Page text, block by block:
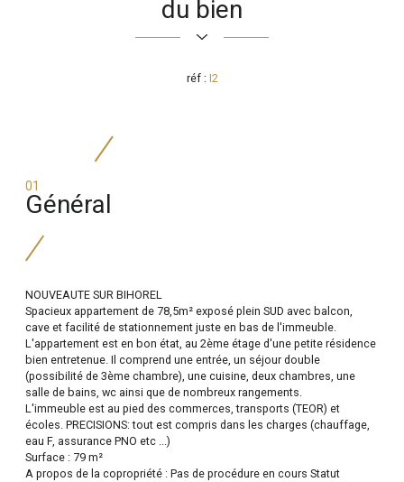
du bien
réf : I2
01
général
NOUVEAUTE SUR BIHOREL
Spacieux appartement de 78,5m² exposé plein SUD avec balcon,
cave et facilité de stationnement juste en bas de l'immeuble.
L'appartement est en bon état, au 2ème étage d'une petite résidence
bien entretenue. Il comprend une entrée, un séjour double
(possibilité de 3ème chambre), une cuisine, deux chambres, une
salle de bains, wc ainsi que de nombreux rangements.
L'immeuble est au pied des commerces, transports (TEOR) et
écoles. PRECISIONS: tout est compris dans les charges (chauffage,
eau F, assurance PNO etc ...)
Surface : 79 m²
A propos de la copropriété : Pas de procédure en cours Statut